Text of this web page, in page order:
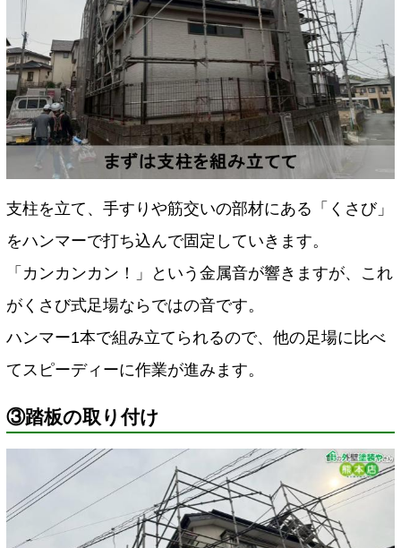
支柱を立て、手すりや筋交いの部材にある「くさび」
をハンマーで打ち込んで固定していきます。
「カンカンカン！」という金属音が響きますが、これ
がくさび式足場ならではの音です。
ハンマー1本で組み立てられるので、他の足場に比べ
てスピーディーに作業が進みます。
③踏板の取り付け